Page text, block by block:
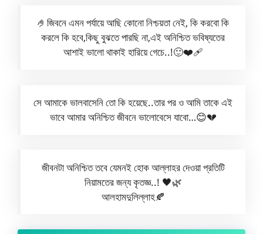
🤌জিবনে এমন পর্যায়ে আছি কোনো নিশ্চয়তা নেই, কি করবো কি
করলে কি হবে,কিছু বুঝতে পারছি না,এই অনিশ্চিত ভবিষ্যতের
আশাই ভালো থাকাই হারিয়ে গেচে..!🙂❤️‍🩹
সে আমাকে ভালবাসেনি তো কি হয়েছে..তার পর ও আমি তাকে এই
ভাবে আমার অনিশ্চিত জীবনে ভালোবেসে যাবো…😊💔
জীবনটা অনিশ্চিত তবে যেমনই হোক আল্লাহর দেওয়া প্রতিটি
নিয়ামতের জন্য কৃতজ্ঞ..! 🖤🌿
আলহামদুলিল্লাহ🍂